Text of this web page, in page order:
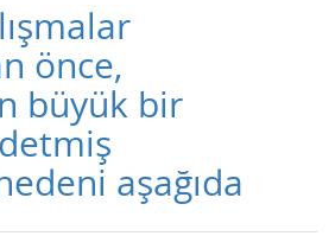
önce,
büyük bir
aşağıda